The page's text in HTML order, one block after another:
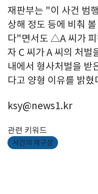
재판부는 "이 사건 범
상해 정도 등에 비춰
다"면서도 △A 씨가
자 C 씨가 A 씨의 처
내에서 형사처벌을 받
다고 양형 이유를 밝혔
ksy@news1.kr
관련 키워드
사건의 재구성